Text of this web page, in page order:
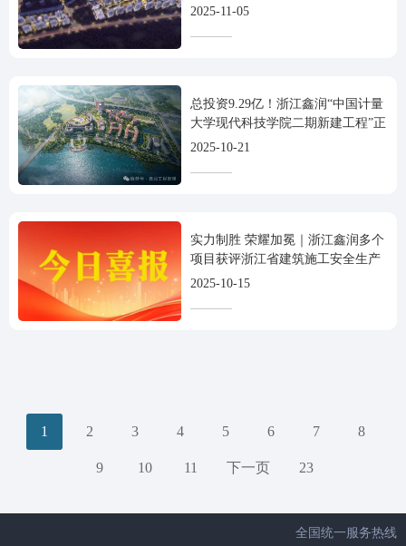
2025-11-05
总投资9.29亿！浙江鑫润“中国计量
大学现代科技学院二期新建工程”正
式开工！
2025-10-21
实力制胜 荣耀加冕｜浙江鑫润多个
项目获评浙江省建筑施工安全生产
标准化优良工地
2025-10-15
1 2 3 4 5 6 7 8
9 10 11 下一页 23
全国统一服务热线